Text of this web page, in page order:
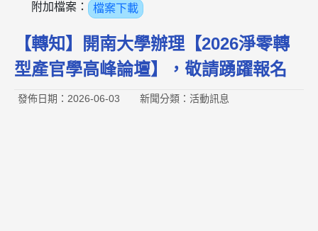
附加檔案： 檔案下載
【轉知】開南大學辦理【2026淨零轉
型產官學高峰論壇】，敬請踴躍報名
發佈日期：2026-06-03 新聞分類：活動訊息